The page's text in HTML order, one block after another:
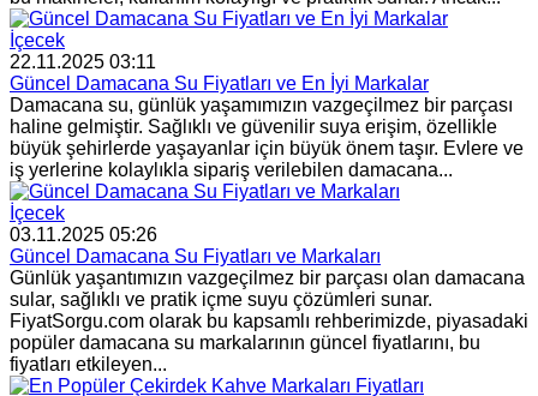
İçecek
22.11.2025 03:11
Güncel Damacana Su Fiyatları ve En İyi Markalar
Damacana su, günlük yaşamımızın vazgeçilmez bir parçası
haline gelmiştir. Sağlıklı ve güvenilir suya erişim, özellikle
büyük şehirlerde yaşayanlar için büyük önem taşır. Evlere ve
iş yerlerine kolaylıkla sipariş verilebilen damacana...
İçecek
03.11.2025 05:26
Güncel Damacana Su Fiyatları ve Markaları
Günlük yaşantımızın vazgeçilmez bir parçası olan damacana
sular, sağlıklı ve pratik içme suyu çözümleri sunar.
FiyatSorgu.com olarak bu kapsamlı rehberimizde, piyasadaki
popüler damacana su markalarının güncel fiyatlarını, bu
fiyatları etkileyen...